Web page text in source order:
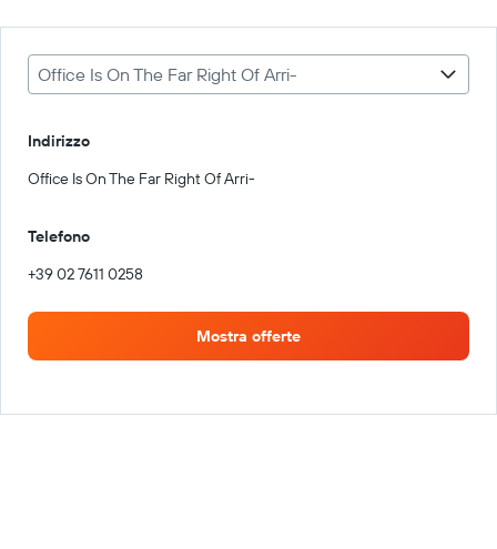
Office Is On The Far Right Of Arri-
Indirizzo
Office Is On The Far Right Of Arri-
Telefono
+39 02 7611 0258
Mostra offerte